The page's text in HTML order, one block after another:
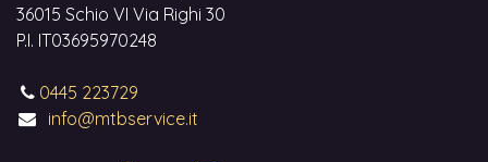
36015 Schio VI Via Righi 30
P.I. IT03695970248
0445 223729
info@mtbservice.it